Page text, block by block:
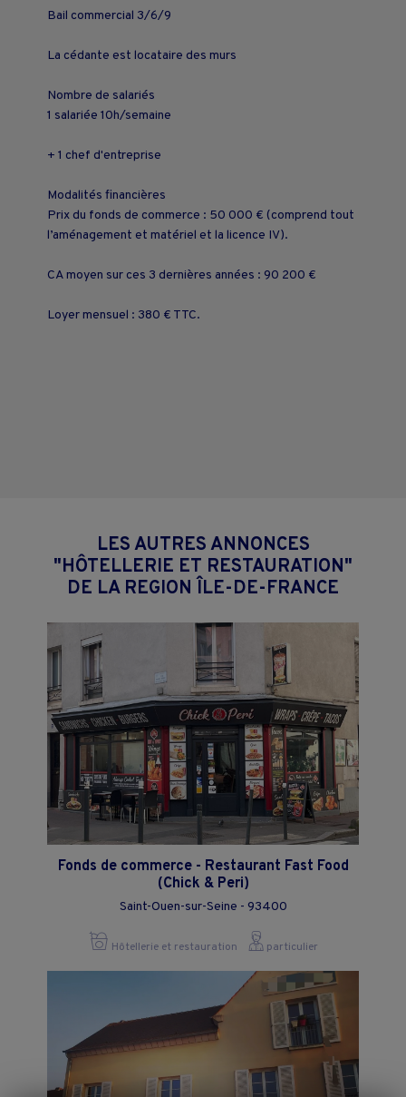
Bail commercial 3/6/9
La cédante est locataire des murs
Nombre de salariés
1 salariée 10h/semaine
+ 1 chef d'entreprise
Modalités financières
Prix du fonds de commerce : 50 000 € (comprend tout
l’aménagement et matériel et la licence IV).
CA moyen sur ces 3 dernières années : 90 200 €
Loyer mensuel : 380 € TTC.
LES AUTRES ANNONCES
"HÔTELLERIE ET RESTAURATION"
DE LA REGION ÎLE-DE-FRANCE
Fonds de commerce - Restaurant Fast Food
(Chick & Peri)
Saint-Ouen-sur-Seine - 93400
Hôtellerie et restauration particulier